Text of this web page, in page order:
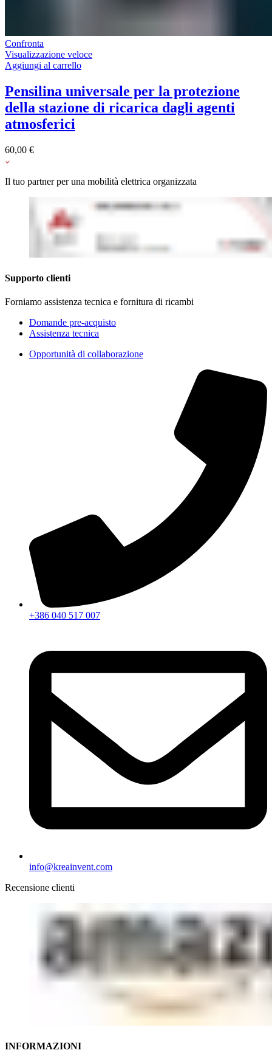
Confronta
Visualizzazione veloce
Aggiungi al carrello
Pensilina universale per la protezione
della stazione di ricarica dagli agenti
atmosferici
60,00 €
Il tuo partner per una mobilità elettrica organizzata
Supporto clienti
Forniamo assistenza tecnica e fornitura di ricambi
Domande pre-acquisto
Assistenza tecnica
Opportunità di collaborazione
+386 040 517 007
info@kreainvent.com
Recensione clienti
INFORMAZIONI